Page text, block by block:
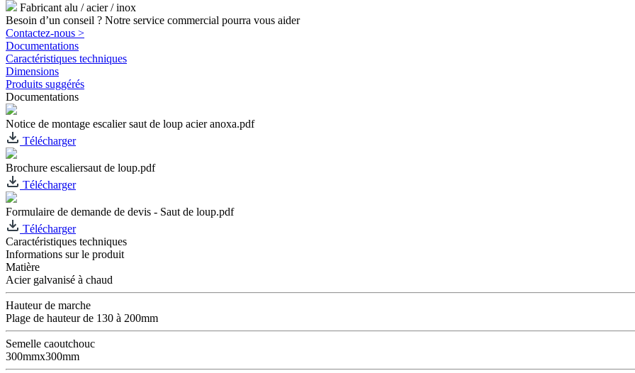
Fabricant alu / acier / inox
Besoin d’un conseil ? Notre service commercial pourra vous aider
Contactez-nous >
Documentations
Caractéristiques techniques
Dimensions
Produits suggérés
Documentations
Notice de montage escalier saut de loup acier anoxa.pdf
Télécharger
Brochure escaliersaut de loup.pdf
Télécharger
Formulaire de demande de devis - Saut de loup.pdf
Télécharger
Caractéristiques techniques
Informations sur le produit
Matière
Acier galvanisé à chaud
Hauteur de marche
Plage de hauteur de 130 à 200mm
Semelle caoutchouc
300mmx300mm